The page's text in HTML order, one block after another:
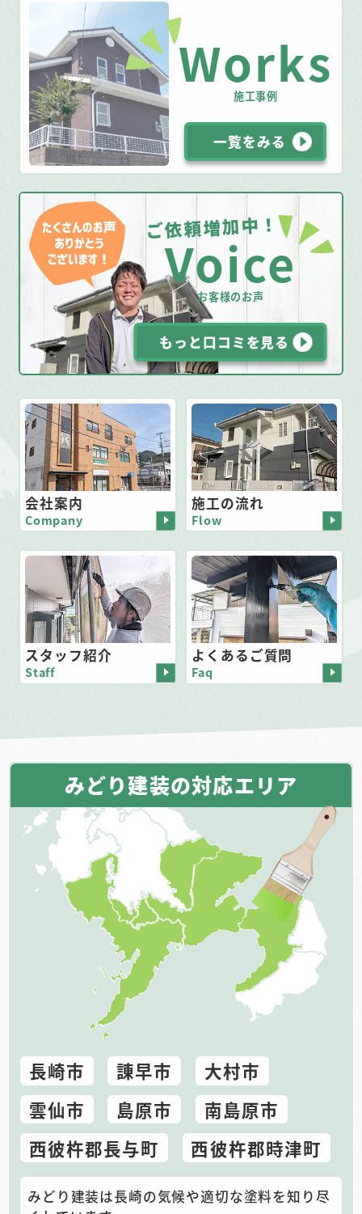
Works
施工事例
一覧をみる
ご依頼増加中！
Voice
お客様のお声
もっと口コミを見る
会社案内
Company
施工の流れ
Flow
スタッフ紹介
Staff
よくあるご質問
Faq
みどり建装の対応エリア
長崎市 諌早市
大村市
雲仙市
島原市
南島原市
西彼杵郡長与町
西彼杵郡時津町
みどり建装は長崎の気候や適切な塗料を知り尽